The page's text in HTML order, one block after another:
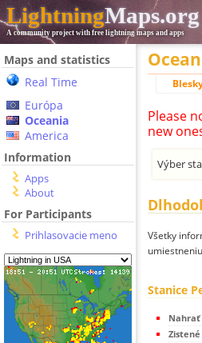
LightningMaps.org
A community project with free lightning maps and apps
Maps and statistics
Real Time
Európa
Oceania
America
Information
Apps
About
For Participants
Prihlasovacie meno
Please
new
Výber
Všetky
Stanice
Nahrať